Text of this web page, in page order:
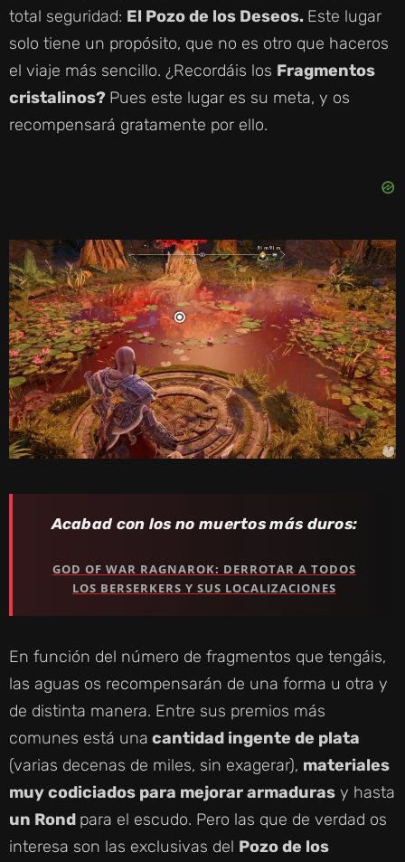
total seguridad: El Pozo de los Deseos. Este lugar
solo tiene un propósito, que no es otro que haceros
el viaje más sencillo. ¿Recordáis los Fragmentos
cristalinos? Pues este lugar es su meta, y os
recompensará gratamente por ello.
Acabad con los no muertos más duros:
GOD OF WAR RAGNAROK: DERROTAR A TODOS
LOS BERSERKERS Y SUS LOCALIZACIONES
En función del número de fragmentos que tengáis,
las aguas os recompensarán de una forma u otra y
de distinta manera. Entre sus premios más
comunes está una cantidad ingente de plata
(varias decenas de miles, sin exagerar), materiales
muy codiciados para mejorar armaduras y hasta
un Rond para el escudo. Pero las que de verdad os
interesa son las exclusivas del Pozo de los